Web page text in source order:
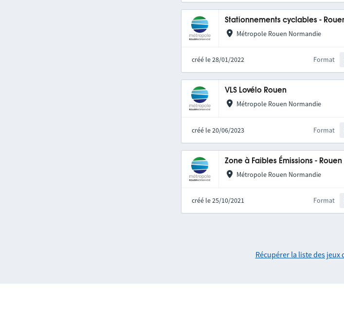
Stationnements cyclables -
Métropole Rouen Normandie
créé le 28/01/2022 Format
VLS Lovélo Rouen
Métropole Rouen Normandie
créé le 20/06/2023 Format
Zone à Faibles Émissions -
Métropole Rouen Normandie
créé le 25/10/2021 Format
Récupérer la liste des jeux